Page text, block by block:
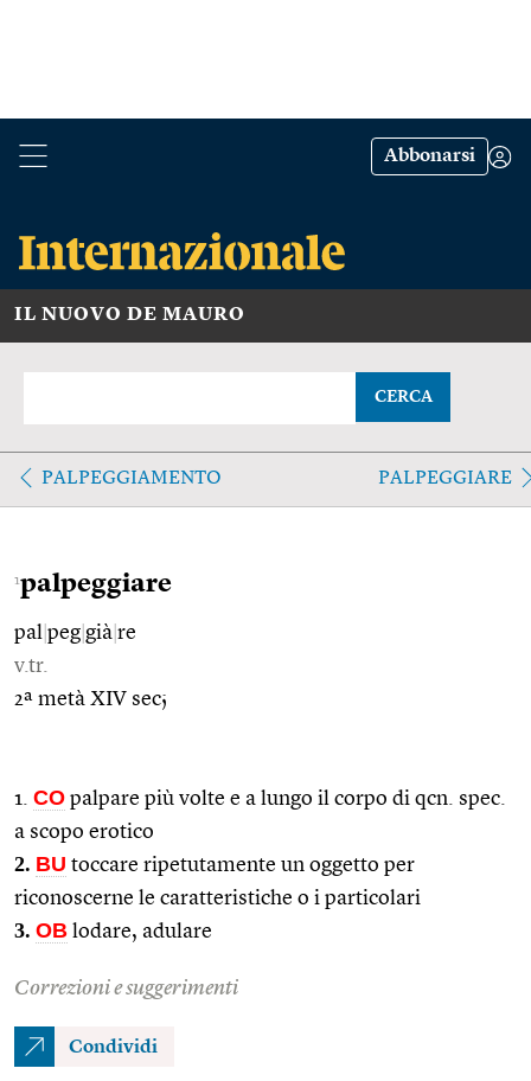
Abbonarsi
IL NUOVO DE MAURO
CERCA
PALPEGGIAMENTO PALPEGGIARE
1palpeggiare
pal peg già re
v.tr.
2ª metà XIV sec;
1. CO palpare più volte e a lungo il corpo di qcn. spec.
a scopo erotico
2. BU toccare ripetutamente un oggetto per
riconoscerne le caratteristiche o i particolari
3. OB lodare, adulare
Correzioni e suggerimenti
Condividi